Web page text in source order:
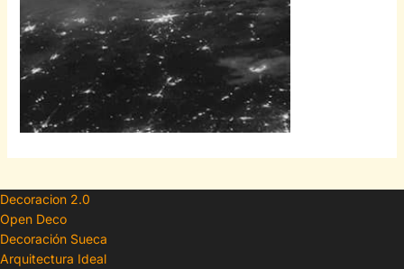
Decoracion 2.0
Open Deco
Decoración Sueca
Arquitectura Ideal